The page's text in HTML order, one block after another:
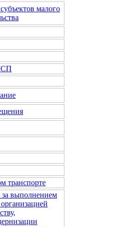
малого
транспорте
выполнением